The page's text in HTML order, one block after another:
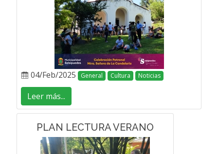
04/Feb/2025 General Cultura Noticias
Leer más...
PLAN LECTURA VERANO